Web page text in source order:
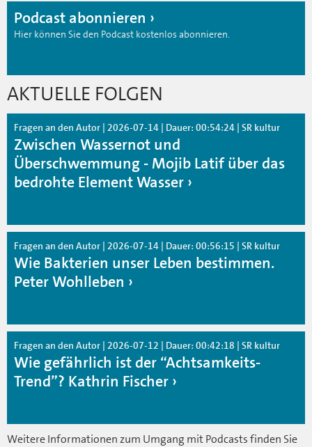
Podcast abonnieren
Hier können Sie den Podcast kostenlos abonnieren.
AKTUELLE FOLGEN
Fragen an den Autor | 2026-07-14 | Dauer: 00:54:24 | SR kultur
Zwischen Wassernot und
Überschwemmung - Mojib Latif über das
bedrohte Element Wasser
Fragen an den Autor | 2026-07-14 | Dauer: 00:56:15 | SR kultur
Wie Bakterien unser Leben bestimmen.
Peter Wohlleben
Fragen an den Autor | 2026-07-12 | Dauer: 00:42:18 | SR kultur
Wie gefährlich ist der “Achtsamkeits-
Trend”? Kathrin Fischer
Weitere Informationen zum Umgang mit Podcasts finden Sie